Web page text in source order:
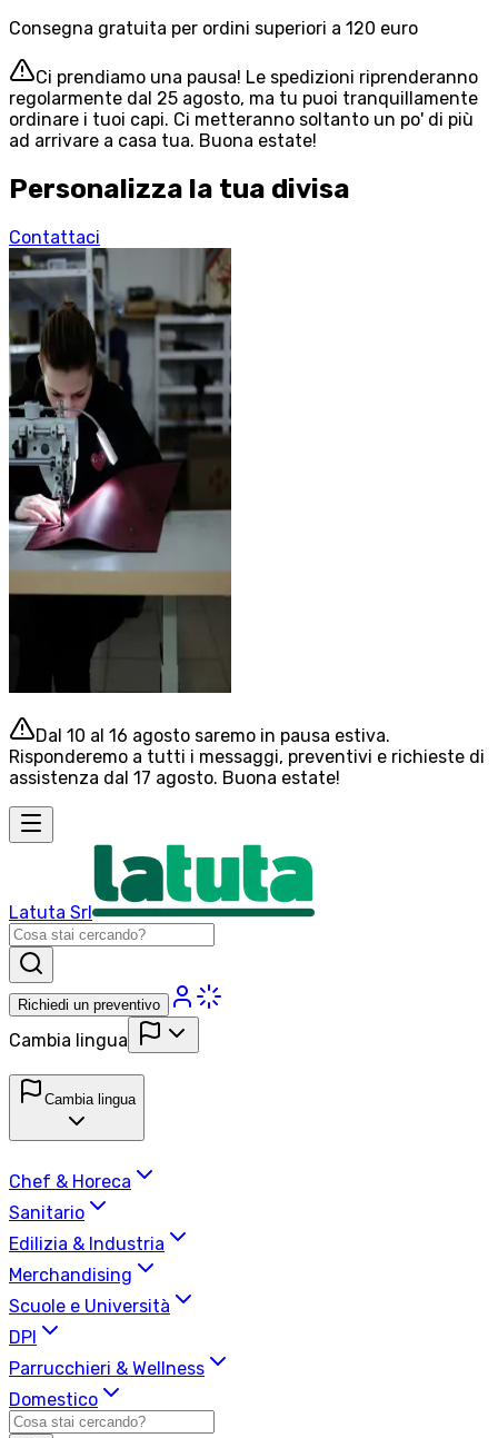
Consegna gratuita per ordini superiori a 120 euro
Ci prendiamo una pausa! Le spedizioni riprenderanno
regolarmente dal 25 agosto, ma tu puoi tranquillamente
ordinare i tuoi capi. Ci metteranno soltanto un po' di più
ad arrivare a casa tua. Buona estate!
Personalizza la tua divisa
Contattaci
Dal 10 al 16 agosto saremo in pausa estiva.
Risponderemo a tutti i messaggi, preventivi e richieste di
assistenza dal 17 agosto. Buona estate!
Latuta Srl
Richiedi un preventivo
Cambia lingua
Cambia lingua
Chef & Horeca
Sanitario
Edilizia & Industria
Merchandising
Scuole e Università
DPI
Parrucchieri & Wellness
Domestico